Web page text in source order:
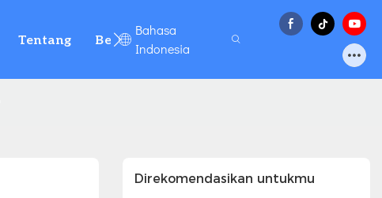
Tentang Berita Besar Hubungi kami FAQ
Bahasa
Indonesia
Direkomendasikan untukmu